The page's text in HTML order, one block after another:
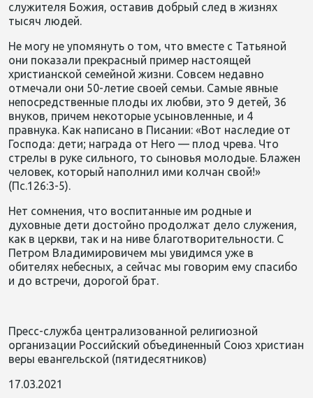
служителя Божия, оставив добрый след в жизнях
тысяч людей.
Не могу не упомянуть о том, что вместе с Татьяной
они показали прекрасный пример настоящей
христианской семейной жизни. Совсем недавно
отмечали они 50-летие своей семьи. Самые явные
непосредственные плоды их любви, это 9 детей, 36
внуков, причем некоторые усыновленные, и 4
правнука. Как написано в Писании: «Вот наследие от
Господа: дети; награда от Него — плод чрева. Что
стрелы в руке сильного, то сыновья молодые. Блажен
человек, который наполнил ими колчан свой!»
(Пс.126:3-5).
Нет сомнения, что воспитанные им родные и
духовные дети достойно продолжат дело служения,
как в церкви, так и на ниве благотворительности. С
Петром Владимировичем мы увидимся уже в
обителях небесных, а сейчас мы говорим ему спасибо
и до встречи, дорогой брат.
Пресс-служба централизованной религиозной
организации Российский объединенный Союз христиан
веры евангельской (пятидесятников)
17.03.2021